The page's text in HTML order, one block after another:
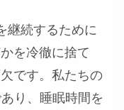
継続するために
を冷徹に捨て
です。私たちの
り、睡眠時間を